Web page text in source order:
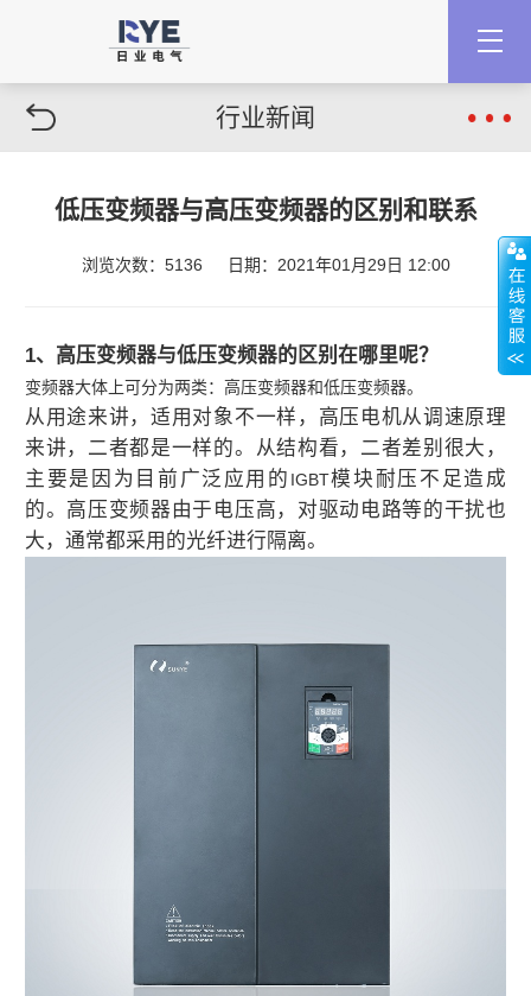
行业新闻
低压变频器与高压变频器的区别和联系
浏览次数：5136 日期：2021年01月29日 12:00
1、高压变频器与低压变频器的区别在哪里呢？
变频器大体上可分为两类：高压变频器和低压变频器。
从用途来讲，适用对象不一样，高压电机从调速原理
来讲，二者都是一样的。从结构看，二者差别很大，
主要是因为目前广泛应用的 IGBT模块耐压不足造成
的。高压变频器由于电压高，对驱动电路等的干扰也
大，通常都采用的光纤进行隔离。